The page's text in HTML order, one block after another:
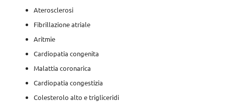
Aterosclerosi
Fibrillazione atriale
Aritmie
Cardiopatia congenita
Malattia coronarica
Cardiopatia congestizia
Colesterolo alto e trigliceridi